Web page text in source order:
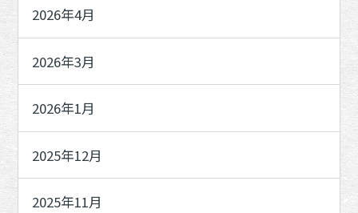
2026年4月
2026年3月
2026年1月
2025年12月
2025年11月